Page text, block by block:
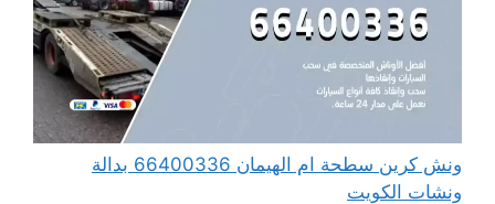
ونش كرين سطحة ام الهيمان 66400336 بدالة
ونشات الكويت